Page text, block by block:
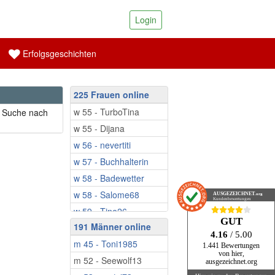
Login
Erfolgsgeschichten
AUSGEZEICHNET.org
Kundenbewertungen
GUT
4.16 / 5.00
1.441 Bewertungen
von hier,
ausgezeichnet.org
nach
225 Frauen online
w 55 - TurboTina
w 55 - Dijana
w 56 - nevertiti
w 57 - Buchhalterin
w 58 - Badewetter
w 58 - Salome68
w 59 - Tine26
w 59 - Schatzinsel
w 59 - Fruehlings...
w 59 - Mariposa67
191 Männer online
m 45 - Toni1985
m 52 - Seewolf13